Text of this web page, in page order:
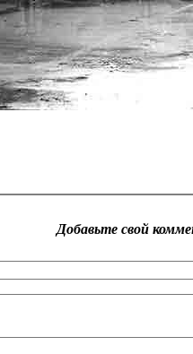
Добавьте свой